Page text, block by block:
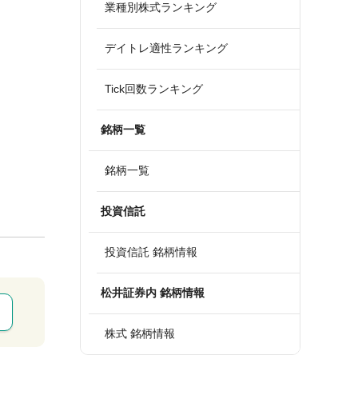
業種別株式ランキング
デイトレ適性ランキング
Tick回数ランキング
銘柄一覧
銘柄一覧
投資信託
投資信託 銘柄情報
松井証券内 銘柄情報
株式 銘柄情報